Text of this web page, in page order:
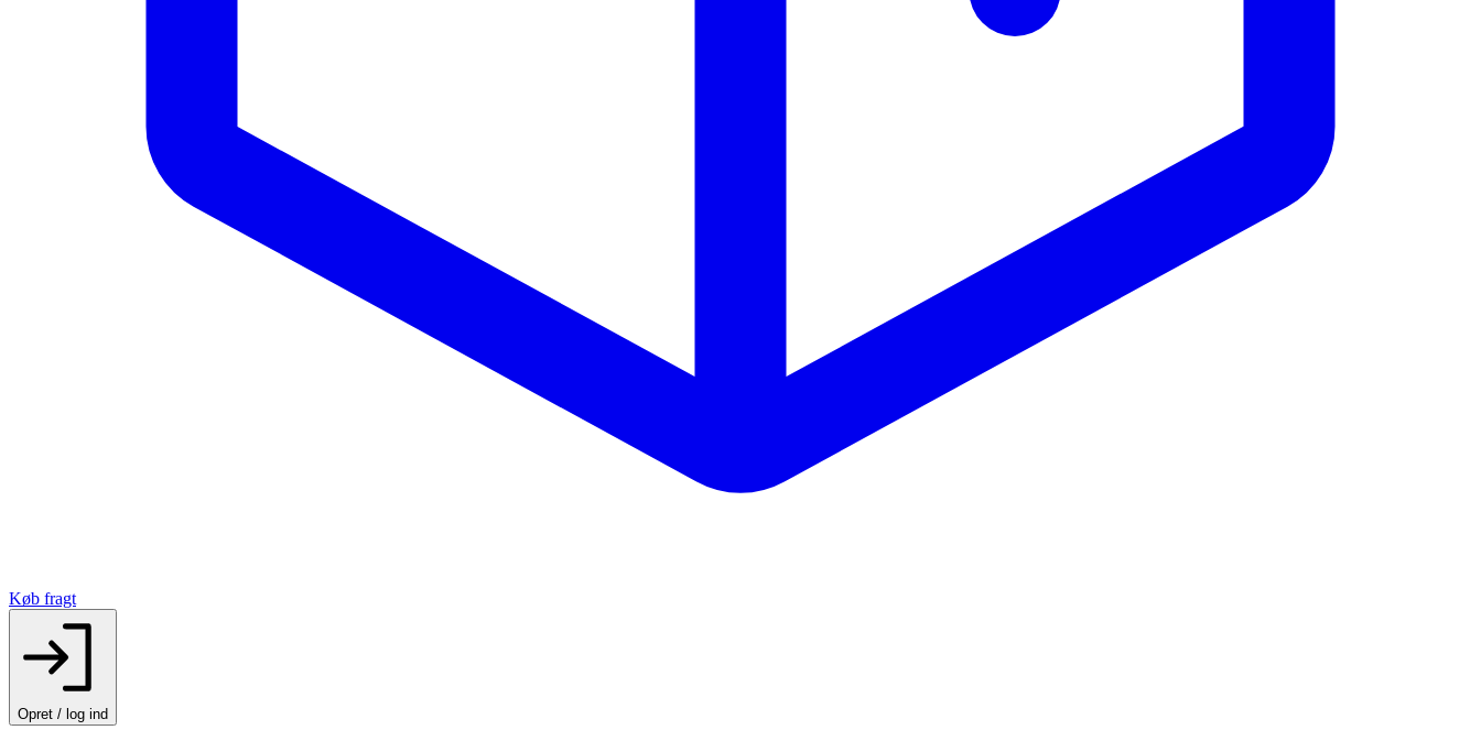
Køb fragt
Opret / log ind